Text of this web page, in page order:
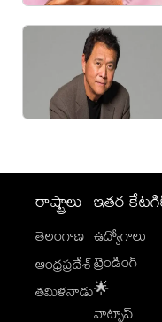
రాష్ట్రాలు
తెలంగాణ
ఆంధ్రప్రదేశ్
తమిళనాడు
ఇతర
ఉద్యోగాలు
ట్రెండింగ్
🌟
వాట్సాప్